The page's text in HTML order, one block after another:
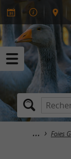
Foies